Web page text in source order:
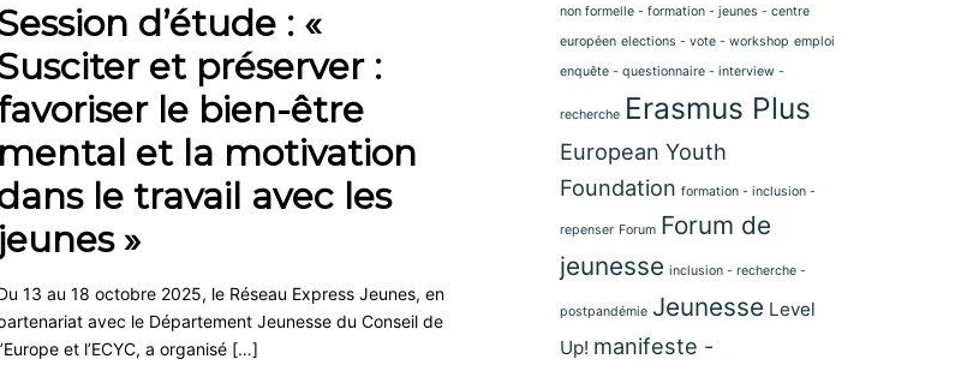
d’étude : «
et préserver :
le bien-être
mental et la motivation
le travail avec les
jeunes »
13 au 18 octobre 2025, le Réseau Express Jeunes, en
avec le Département Jeunesse du Conseil de
et l’ECYC, a organisé […]
non formelle - formation - jeunes - centre
européen elections - vote - workshop emploi
enquête - questionnaire - interview -
recherche Erasmus Plus
European Youth
Foundation formation - inclusion -
repenser Forum Forum de
jeunesse inclusion - recherche -
postpandémie Jeunesse Level
Up! manifeste -